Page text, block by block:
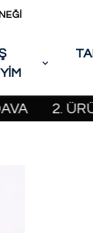
2. ÜRÜNDE